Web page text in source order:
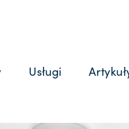
Usługi